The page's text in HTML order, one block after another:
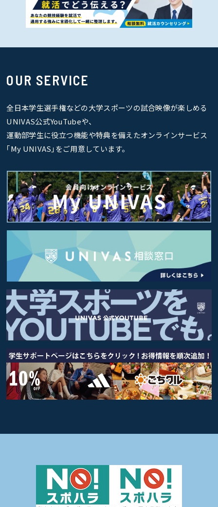
OUR SERVICE
全日本学生選手権などの大学スポーツの試合映像が楽しめる
UNIVAS公式YouTubeや、
運動部学生に役立つ機能や特典を備えたオンラインサービス
｢My UNIVAS｣をご用意しています。